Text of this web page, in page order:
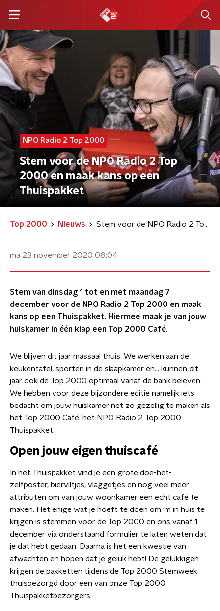
NPO Radio 2 Top 2000
Stem voor de NPO Radio 2 Top
2000 en maak kans op een
Thuispakket
Top 2000 Nieuws Stem voor de NPO Radio 2 Top 2000 en maak kans op een Thuispakket
ma 23 november 2020 08:04
Stem van dinsdag 1 tot en met maandag 7
december voor de NPO Radio 2 Top 2000 en maak
kans op een Thuispakket. Hiermee maak je van jouw
huiskamer in één klap een Top 2000 Café.
We blijven dit jaar massaal thuis. We werken aan de
keukentafel, sporten in de slaapkamer en… kunnen dit
jaar ook de Top 2000 optimaal vanaf de bank beleven.
We hebben voor deze bijzondere editie namelijk iets
bedacht om jouw huiskamer net zo gezellig te maken als
het Top 2000 Café: het NPO Radio 2 Top 2000
Thuispakket.
Open jouw eigen thuiscafé
In het Thuispakket vind je een grote doe-het-
zelfposter, bierviltjes, vlaggetjes en nog veel meer
attributen om van jouw woonkamer een echt café te
maken. Het enige wat je hoeft te doen om ‘m in huis te
krijgen is stemmen voor de Top 2000 en ons vanaf 1
december via onderstaand formulier te laten weten dat
je dat hebt gedaan. Daarna is het een kwestie van
afwachten en hopen dat je geluk hebt! De gelukkigen
krijgen de pakketten tijdens de Top 2000 Stemweek
thuisbezorgd door een van onze Top 2000
Thuispakketbezorgers.